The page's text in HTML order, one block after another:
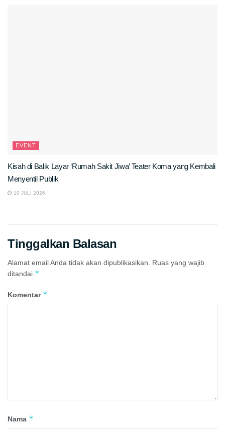
EVENT
Kisah di Balik Layar ‘Rumah Sakit Jiwa’ Teater Koma yang Kembali
Menyentil Publik
10 JULI 2026
Tinggalkan Balasan
Alamat email Anda tidak akan dipublikasikan.
Ruas yang wajib
ditandai *
Komentar *
Nama *